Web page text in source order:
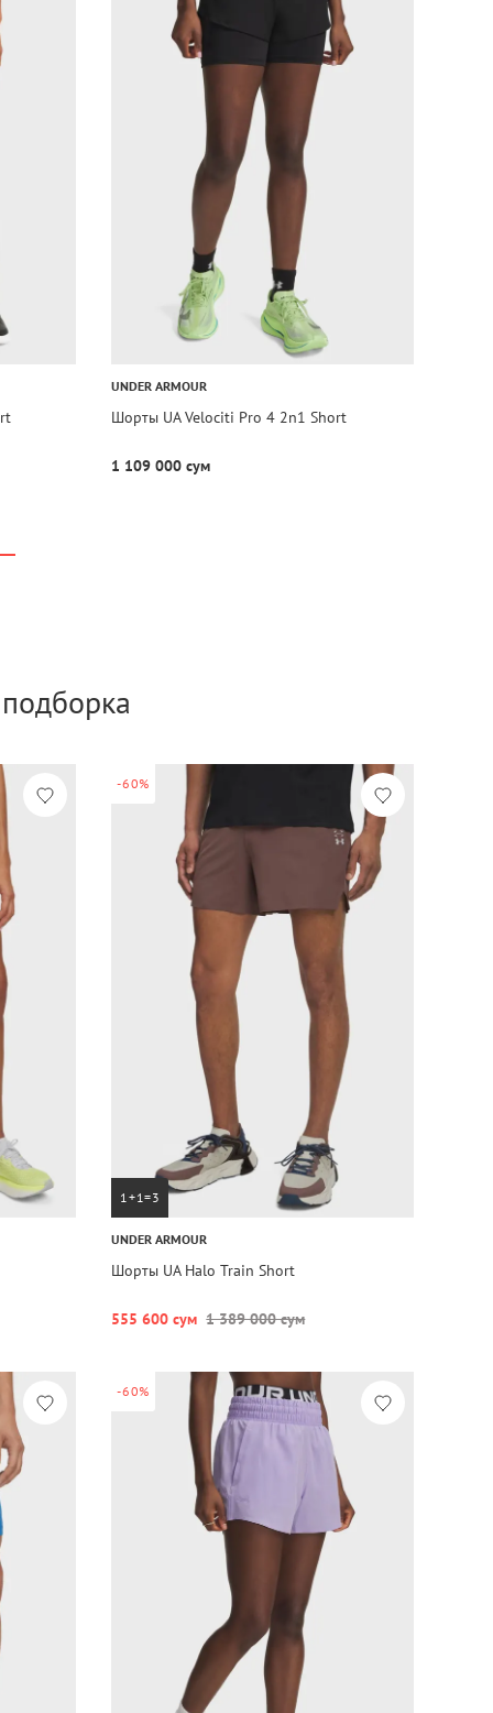
UNDER ARMOUR
Шорты UA Velociti Pro 4 2n1 Short
1 109 000 сум
-60%
1+1=3
UNDER ARMOUR
Шорты UA Halo Train Short
555 600 сум 1 389 000 сум
-60%